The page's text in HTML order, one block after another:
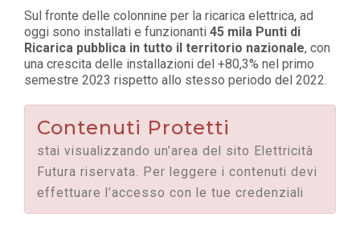
Sul fronte delle colonnine per la ricarica elettrica, ad
oggi sono installati e funzionanti 45 mila Punti di
Ricarica pubblica in tutto il territorio nazionale, con
una crescita delle installazioni del +80,3% nel primo
semestre 2023 rispetto allo stesso periodo del 2022.
Contenuti Protetti
stai visualizzando un’area del sito Elettricità
Futura riservata. Per leggere i contenuti devi
effettuare l’accesso con le tue credenziali